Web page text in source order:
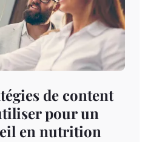
de content
pour un
en nutrition